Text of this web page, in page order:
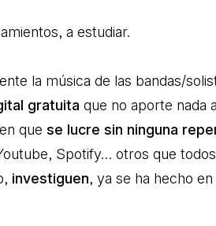
a estudiar.
la música de las bandas/
gratuita que no aporte nada
que se lucre sin ninguna
Spotify… otros que
investiguen, ya se ha hecho